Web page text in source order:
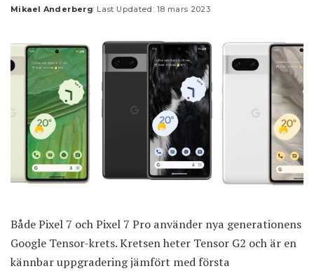
Posted
Mikael Anderberg Last Updated: 18 mars 2023
Både Pixel 7 och Pixel 7 Pro använder nya generationens
Google Tensor-krets. Kretsen heter Tensor G2 och är en
kännbar uppgradering jämfört med första